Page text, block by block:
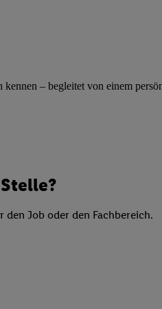
– begleitet von einem
Job oder den Fachbereich.
Informationen,
von Profilen